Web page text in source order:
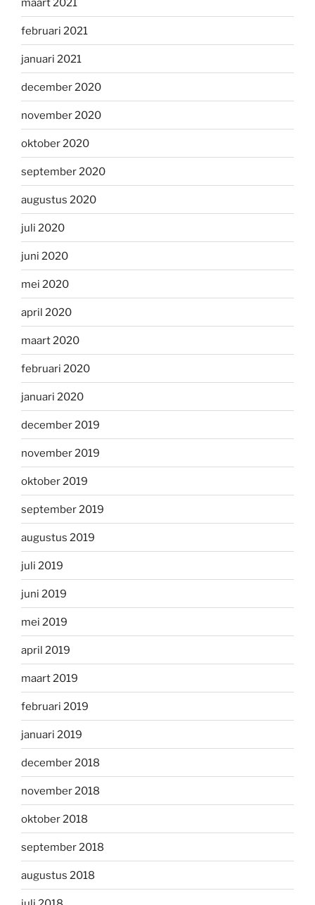
februari 2021
januari 2021
december 2020
november 2020
oktober 2020
september 2020
augustus 2020
juli 2020
juni 2020
mei 2020
april 2020
maart 2020
februari 2020
januari 2020
december 2019
november 2019
oktober 2019
september 2019
augustus 2019
juli 2019
juni 2019
mei 2019
april 2019
maart 2019
februari 2019
januari 2019
december 2018
november 2018
oktober 2018
september 2018
augustus 2018